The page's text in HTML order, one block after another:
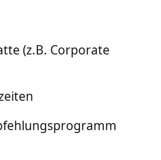
(z.B. Corporate